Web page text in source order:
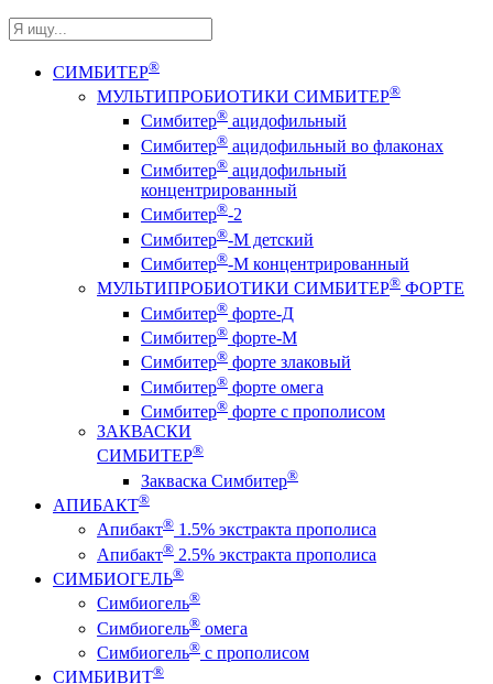
СИМБИТЕР®
МУЛЬТИПРОБИОТИКИ СИМБИТЕР®
Симбитер® ацидофильный
Симбитер® ацидофильный во флаконах
Симбитер® ацидофильный
концентрированный
Симбитер®-2
Симбитер®-М детский
Симбитер®-М концентрированный
МУЛЬТИПРОБИОТИКИ СИМБИТЕР® ФОРТЕ
Симбитер® форте-Д
Симбитер® форте-М
Симбитер® форте злаковый
Симбитер® форте омега
Симбитер® форте с прополисом
ЗАКВАСКИ
СИМБИТЕР®
Закваска Симбитер®
АПИБАКТ®
Апибакт® 1.5% экстракта прополиса
Апибакт® 2.5% экстракта прополиса
СИМБИОГЕЛЬ®
Симбиогель®
Симбиогель® омега
Симбиогель® c прополисом
СИМБИВИТ®